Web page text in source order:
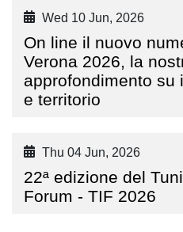
Wed 10 Jun, 2026
On line il nuovo
Verona 2026, la
approfondimento su
e territorio
Thu 04 Jun, 2026
22ª edizione del
Forum - TIF 2026